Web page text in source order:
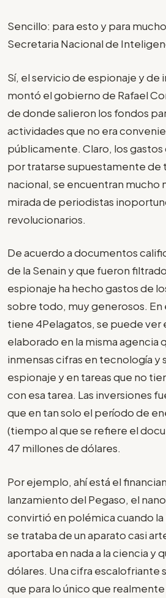
Sencillo: para esto y para
Secretaria Nacional de
Sí, el servicio de espionaje y de
montó el gobierno de Rafael
de donde salieron los fondos
actividades que no era
públicamente. Claro, los gastos
por tratarse supuestamente de
nacional, se encuentran mucho
mirada de periodistas
revolucionarios.
De acuerdo a documentos
de la Senain y que fueron
espionaje ha hecho gastos de
sobre todo, muy generosos.
tiene 4Pelagatos, se puede ver
elaborado en la misma agencia
inmensas cifras en tecnología y
espionaje y en tareas que no
con esa tarea. Las inversiones
que en tan solo el período de
(tiempo al que se refiere el
47 millones de dólares.
Por ejemplo, ahí está el
lanzamiento del Pegaso, el
convirtió en polémica cuando
se trataba de un aparato casi
aportaba en nada a la ciencia y
dólares. Una cifra escalofriante
que para lo único que